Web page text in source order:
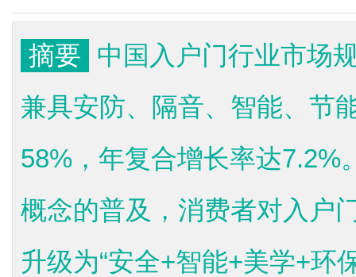
摘要
中国入户门行业市场
兼具安防、隔音、智能、节
58%，年复合增长率达7.2%
概念的普及，消费者对入户
升级为“安全+智能+美学+环